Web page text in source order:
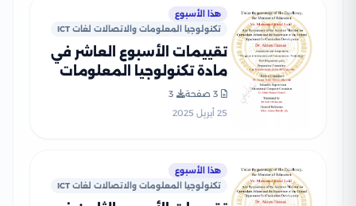
هذا الأسبوع
تكنولوجيا المعلومات والاتصالات لغات ICT
تقييمات الأسبوع العاشر في
مادة تكنولوجيا المعلومات
الثالث الاعدادي الترم الثاني
3 صفحة
3
25 أبريل 2025
هذا الأسبوع
تكنولوجيا المعلومات والاتصالات لغات ICT